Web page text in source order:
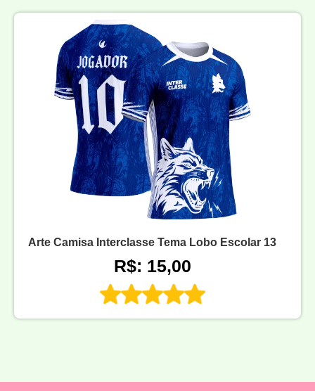
Arte Camisa Interclasse Tema Lobo Escolar 13
R$: 15,00